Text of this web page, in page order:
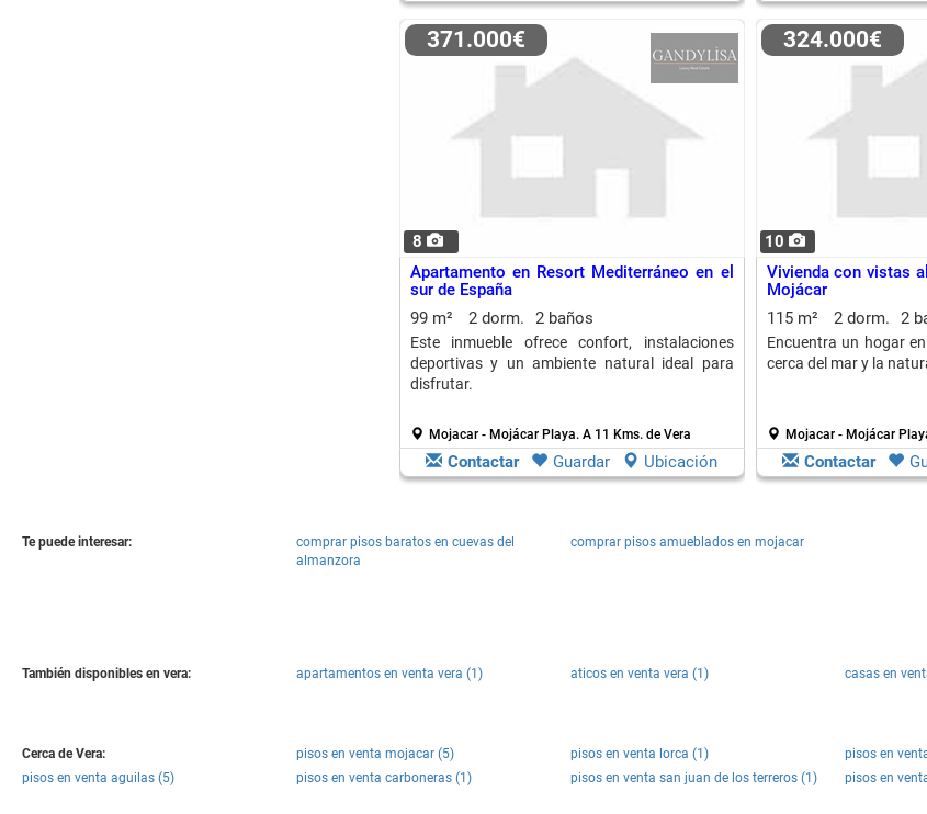
8
371.000€
Apartamento en Resort Mediterráneo en el
sur de España
99 m²
2 dorm. 2 baños
Este inmueble ofrece confort, instalaciones
deportivas y un ambiente natural ideal para
disfrutar.
Mojacar - Mojácar Playa. A 11 Kms. de Vera
Contactar Guardar Ubicación
10
324.000€
Vivienda con vistas
Mojácar
115 m²
2 dorm. 2
Encuentra un hogar
cerca del mar y la
Mojacar - Mojácar
Contactar
Te puede interesar:
comprar pisos baratos en cuevas del
almanzora
comprar pisos amueblados en mojacar
También disponibles en vera: apartamentos en venta vera (1) aticos en venta vera (1) casas en
Cerca de Vera: pisos en venta mojacar (5) pisos en venta lorca (1) pisos en
pisos en venta aguilas (5)
pisos en venta carboneras (1) pisos en venta san juan de los terreros (1) pisos en